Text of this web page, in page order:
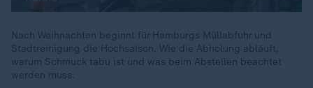
Nach Weihnachten beginnt für Hamburgs Müllabfuhr und
Stadtreinigung die Hochsaison. Wie die Abholung abläuft,
warum Schmuck tabu ist und was beim Abstellen beachtet
werden muss.